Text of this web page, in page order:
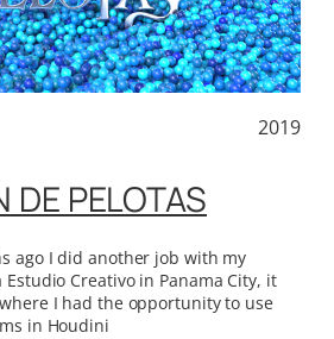
2019
DE PELOTAS
ago I did another job with my
Creativo in Panama City, it
I had the opportunity to use
in Houdini